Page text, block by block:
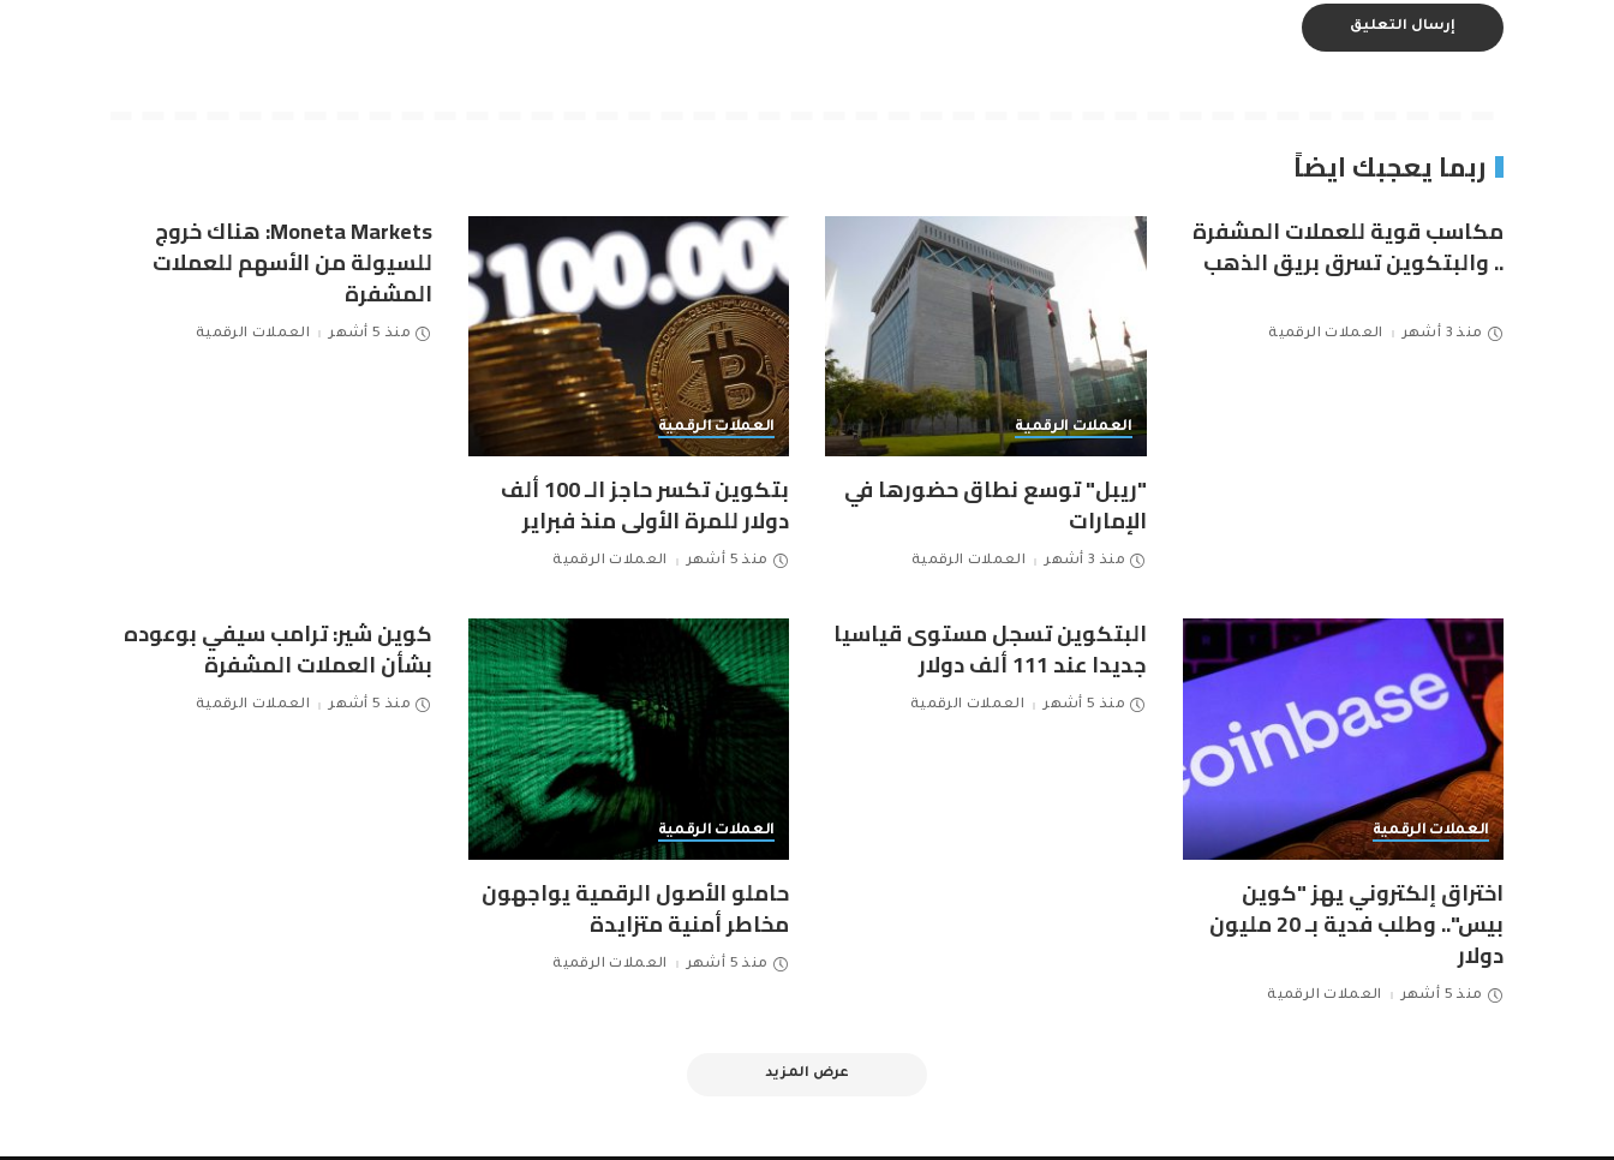
ربما يعجبك ايضاً
مكاسب قوية للعملات المشفرة
.. والبتكوين تسرق بريق الذهب
منذ 3 أشهر العملات الرقمية
العملات الرقمية
"ريبل" توسع نطاق حضورها في
الإمارات
منذ 3 أشهر العملات الرقمية
العملات الرقمية
بتكوين تكسر حاجز الـ 100 ألف
دولار للمرة الأولى منذ فبراير
منذ 5 أشهر العملات الرقمية
Moneta Markets: هناك خروج
للسيولة من الأسهم للعملات
المشفرة
منذ 5 أشهر العملات الرقمية
العملات الرقمية
اختراق إلكتروني يهز "كوين
بيس".. وطلب فدية بـ 20 مليون
دولار
منذ 5 أشهر العملات الرقمية
البتكوين تسجل مستوى قياسيا
جديدا عند 111 ألف دولار
منذ 5 أشهر العملات الرقمية
العملات الرقمية
حاملو الأصول الرقمية يواجهون
مخاطر أمنية متزايدة
منذ 5 أشهر العملات الرقمية
كوين شير: ترامب سيفي بوعوده
بشأن العملات المشفرة
منذ 5 أشهر العملات الرقمية
عرض المزيد